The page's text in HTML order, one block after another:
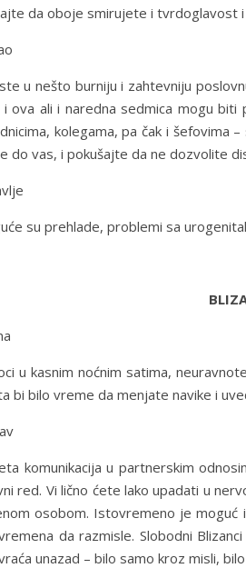
da oboje smirujete i tvrdoglavost i
u nešto burniju i zahtevniju
ova ali i naredna sedmica mogu biti
kolegama, pa čak i šefovima
do vas, i pokušajte da ne dozvolite
su prehlade, problemi sa
u kasnim noćnim satima,
bi bilo vreme da menjate navike i
komunikacija u partnerskim
red. Vi lično ćete lako upadati u
osobom. Istovremeno je moguć
da razmisle. Slobodni
unazad – bilo samo kroz misli,